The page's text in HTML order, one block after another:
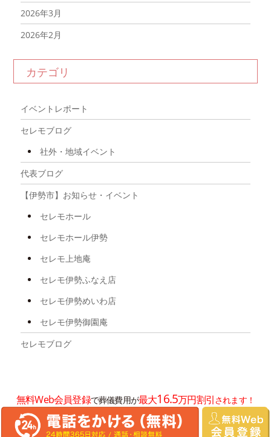
2026年3月
2026年2月
2025年12月
2025年10月
2025年8月
2025年7月
2025年2月
2025年1月
2024年12月
2024年8月
2024年7月
カテゴリ
イベントレポート
セレモブログ
社外・地域イベント
代表ブログ
【伊勢市】お知らせ・イベント
セレモホール
セレモホール伊勢
セレモ上地庵
セレモ伊勢ふなえ店
セレモ伊勢めいわ店
セレモ伊勢御園庵
セレモブログ
無料Web会員登録で葬儀費用が最大16.5万円割引されます！